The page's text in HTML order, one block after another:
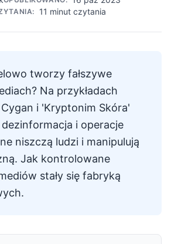
11 minut czytania
tworzy fałszywe
Na przykładach
i 'Kryptonim Skóra'
i operacje
niszczą ludzi i manipulują
Jak kontrolowane
stały się fabryką